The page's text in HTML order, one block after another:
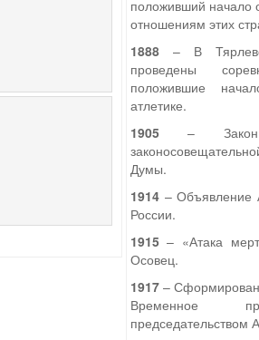
положивший начало
отношениям этих
1888– В Тярлево
проведены
положившие
атлетике.
1905– Закон
Думы.
1914– Объявление
России.
1915– «Атака
Осовец.
1917–
Временное
председательством